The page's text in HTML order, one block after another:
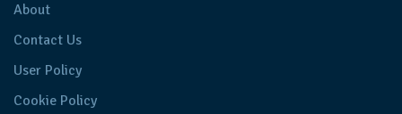
About
Contact Us
User Policy
Cookie Policy